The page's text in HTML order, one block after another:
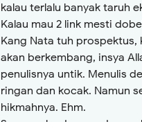
kalau terlalu banyak taruh
Kalau mau 2 link mesti
Kang Nata tuh prospektus,
akan berkembang, insya
penulisnya untik. Menulis
ringan dan kocak. Namun
hikmahnya. Ehm.